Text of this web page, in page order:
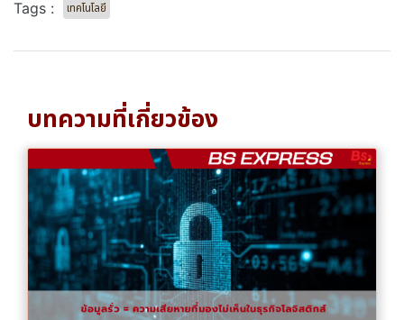
Tags : เทคโนโลยี
บทความที่เกี่ยวข้อง